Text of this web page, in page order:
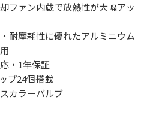
トに追加する
ファン内蔵で放熱性が大幅アッ
耐摩耗性に優れたアルミニウム
・1年保証
プ24個搭載
カラーバルブ